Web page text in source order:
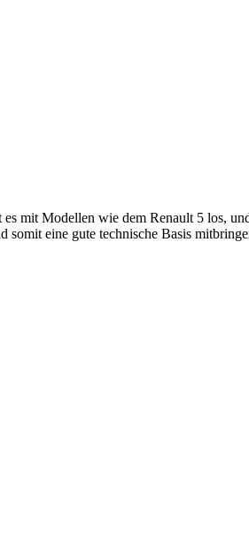
mit Modellen wie dem Renault 5 los,
eine gute technische Basis